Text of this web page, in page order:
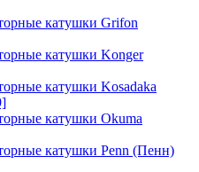
катушки Grifon
катушки Konger
катушки Kosadaka
катушки Okuma
катушки Penn (Пенн)